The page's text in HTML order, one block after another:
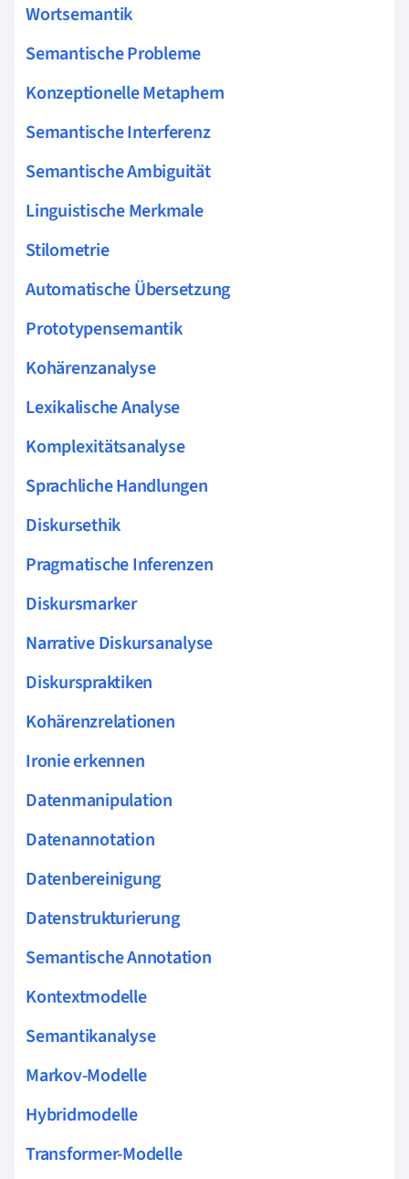
Wortsemantik
Semantische Probleme
Konzeptionelle Metaphern
Semantische Interferenz
Semantische Ambiguität
Linguistische Merkmale
Stilometrie
Automatische Übersetzung
Prototypensemantik
Kohärenzanalyse
Lexikalische Analyse
Komplexitätsanalyse
Sprachliche Handlungen
Diskursethik
Pragmatische Inferenzen
Diskursmarker
Narrative Diskursanalyse
Diskurspraktiken
Kohärenzrelationen
Ironie erkennen
Datenmanipulation
Datenannotation
Datenbereinigung
Datenstrukturierung
Semantische Annotation
Kontextmodelle
Semantikanalyse
Markov-Modelle
Hybridmodelle
Transformer-Modelle